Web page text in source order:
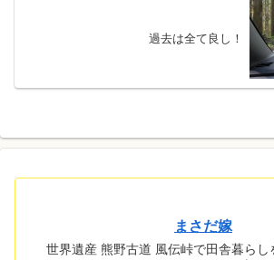
過去は全て良し！
まさだ嫁
世界遺産 熊野古道 風伝峠で田舎暮らし